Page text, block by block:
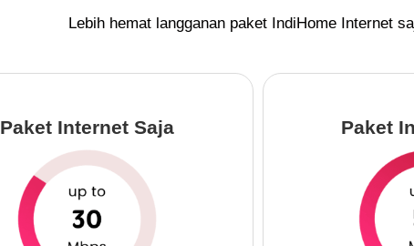
Lebih hemat langganan paket IndiHome Internet
Paket Internet Saja Paket